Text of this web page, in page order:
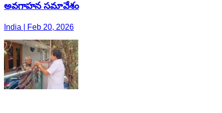
అవగాహన సమావేశం
India | Feb 20, 2026